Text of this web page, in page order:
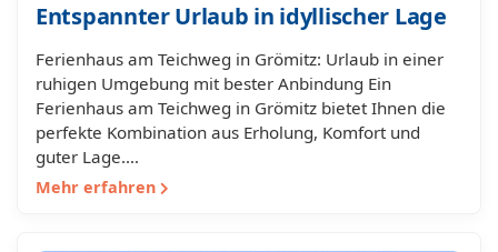
Entspannter Urlaub in idyllischer Lage
Ferienhaus am Teichweg in Grömitz: Urlaub in einer
ruhigen Umgebung mit bester Anbindung Ein
Ferienhaus am Teichweg in Grömitz bietet Ihnen die
perfekte Kombination aus Erholung, Komfort und
guter Lage.…
Mehr erfahren